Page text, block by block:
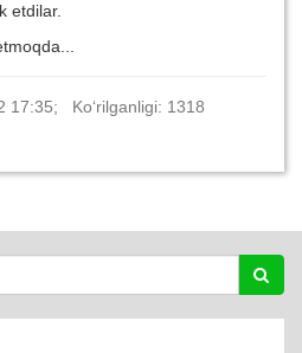
etdilar.
17:35; Ko‘rilganligi: 1318